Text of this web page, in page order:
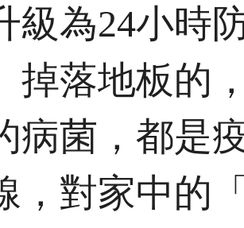
級為24小時
掉落地板的
病菌，都是
，對家中的